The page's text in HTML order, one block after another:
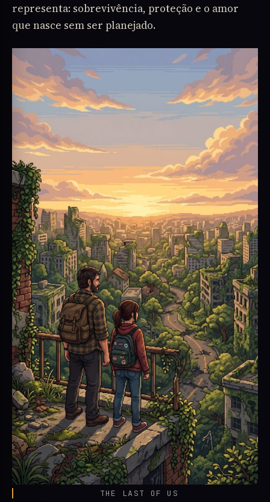
representa: sobrevivência, proteção e o amor
que nasce sem ser planejado.
THE LAST OF US